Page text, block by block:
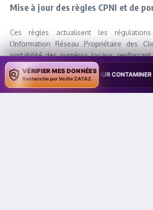
Mise à jour des règles CPNI et de
Ces règles actualisent les
l’Information Réseau Propriétaire des
portabilité des numéros locaux,
de sécurité. Appel à la contribution publique
La FCC encourage le public à proposer
lutter contre la fraude à l’échange de carte
VÉRIFIER MES DONNÉES
Recherche par Veille ZATAZ
POUR CONTAMINER DES DOCUMENTS